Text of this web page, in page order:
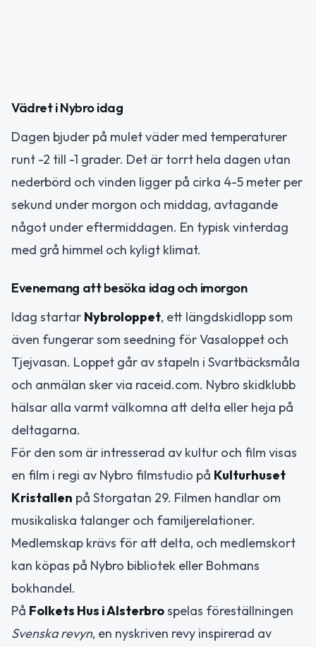
Vädret i Nybro idag
Dagen bjuder på mulet väder med temperaturer
runt -2 till -1 grader. Det är torrt hela dagen utan
nederbörd och vinden ligger på cirka 4-5 meter per
sekund under morgon och middag, avtagande
något under eftermiddagen. En typisk vinterdag
med grå himmel och kyligt klimat.
Evenemang att besöka idag och imorgon
Idag startar Nybroloppet, ett längdskidlopp som
även fungerar som seedning för Vasaloppet och
Tjejvasan. Loppet går av stapeln i Svartbäcksmåla
och anmälan sker via raceid.com. Nybro skidklubb
hälsar alla varmt välkomna att delta eller heja på
deltagarna.
För den som är intresserad av kultur och film visas
en film i regi av Nybro filmstudio på Kulturhuset
Kristallen på Storgatan 29. Filmen handlar om
musikaliska talanger och familjerelationer.
Medlemskap krävs för att delta, och medlemskort
kan köpas på Nybro bibliotek eller Bohmans
bokhandel.
På Folkets Hus i Alsterbrospelas föreställningen
Svenska revyn, en nyskriven revy inspirerad av